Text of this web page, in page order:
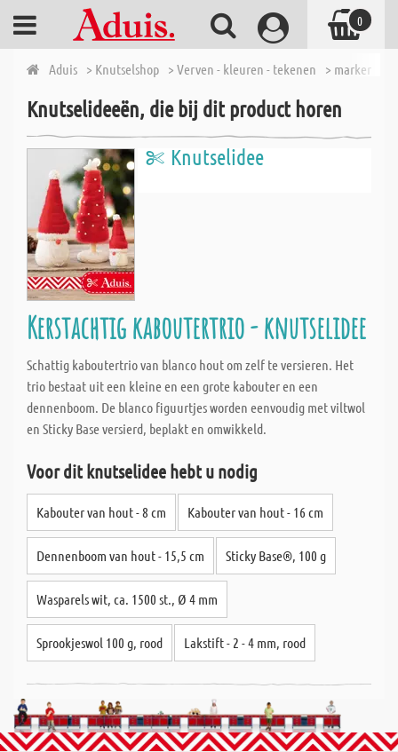
Aduis > Knutselshop > Verven - kleuren - tekenen > markers
Knutselideeën, die bij dit product horen
Knutselidee
Kerstachtig kaboutertrio - knutselidee
Schattig kaboutertrio van blanco hout om zelf te versieren. Het
trio bestaat uit een kleine en een grote kabouter en een
dennenboom. De blanco figuurtjes worden eenvoudig met viltwol
en Sticky Base versierd, beplakt en omwikkeld.
Voor dit knutselidee hebt u nodig
Kabouter van hout - 8 cm Kabouter van hout - 16 cm
Dennenboom van hout - 15,5 cm Sticky Base®, 100 g
Wasparels wit, ca. 1500 st., Ø 4 mm
Sprookjeswol 100 g, rood Lakstift - 2 - 4 mm, rood
0